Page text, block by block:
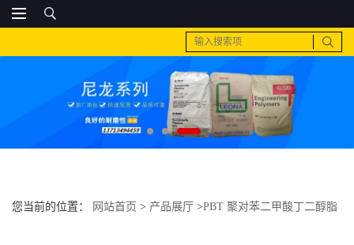
您当前的位置： 网站首页 > 产品展厅 >PBT 聚对苯二甲酸丁二醇脂